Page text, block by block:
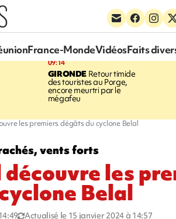
France-MondeVidéosFaits
09:14
GIRONDE Retour timide
des touristes au Porge,
encore meurtri par le
mégafeu
les premiers dégâts du cyclone Belal
vents forts
les
Belal
Actualisé le 15 janvier 2024 à 14:57